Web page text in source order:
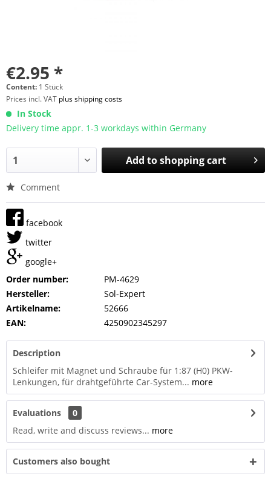
€2.95 *
Content: 1 Stück
Prices incl. VAT plus shipping costs
In Stock
Delivery time appr. 1-3 workdays within Germany
Add toshopping cart
Comment
facebook
twitter
google+
Order number:
PM-4629
Hersteller:
Sol-Expert
Artikelname:
52666
EAN:
4250902345297
Description
Schleifer mit Magnet und Schraube für 1:87 (H0) PKW-
Lenkungen, für drahtgeführte Car-System... more
Evaluations
0
Read, write and discuss reviews... more
Customers also bought